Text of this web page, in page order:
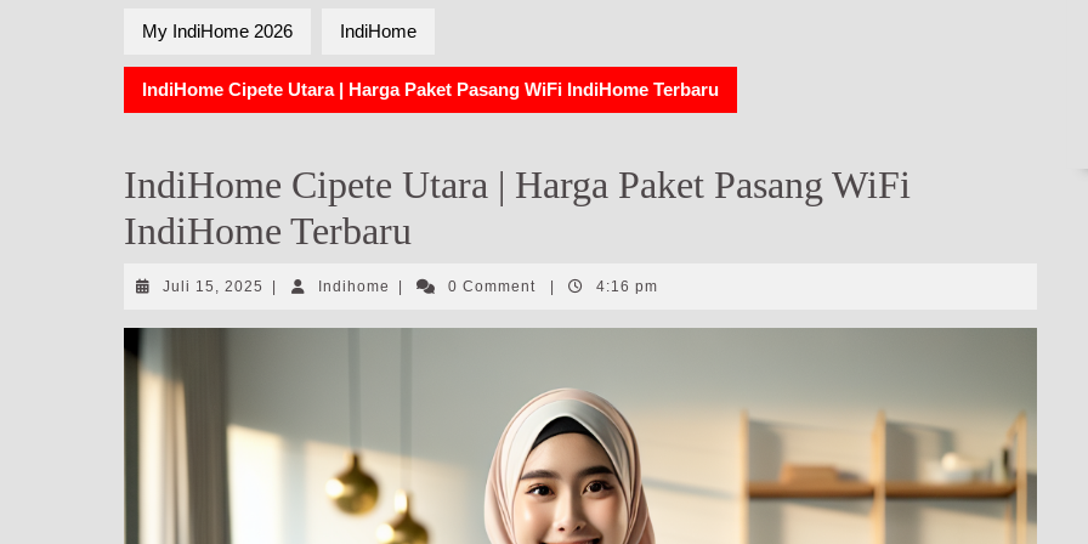
My IndiHome 2026 IndiHome
IndiHome Cipete Utara | Harga Paket Pasang WiFi IndiHome Terbaru
IndiHome Cipete Utara | Harga Paket Pasang WiFi
IndiHome Terbaru
Juli 15, 2025 Juli
2025
Indihome Indihome0 Comment 4:16 pm